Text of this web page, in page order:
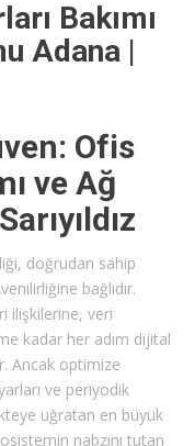
Bakımı
Adana |
Ofis
ve Ağ
doğrudan sahip
bağlıdır.
ilişkilerine, veri
kadar her adım dijital
Ancak optimize
ve periyodik
uğratan en büyük
nabzını tutan